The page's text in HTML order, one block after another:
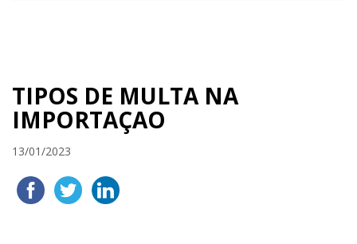
TIPOS DE MULTA NA
IMPORTAÇAO
13/01/2023